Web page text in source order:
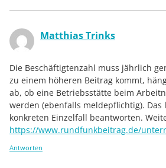
Matthias Trinks
Die Beschäftigtenzahl muss jährlich
zu einem höheren Beitrag kommt,
ab, ob eine Betriebsstätte beim
werden (ebenfalls meldepflichtig). Das
konkreten Einzelfall beantworten.
https://www.rundfunkbeitrag.de/
Antworten